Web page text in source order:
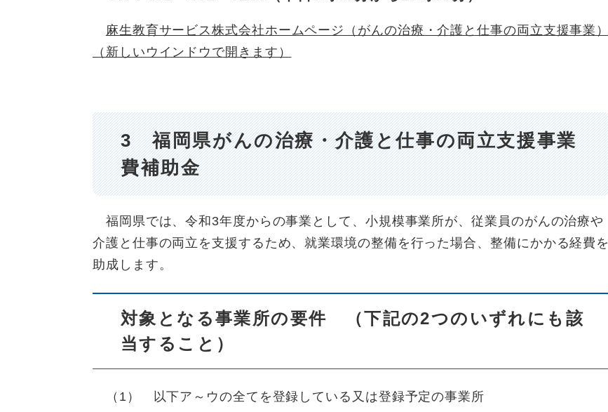
麻生教育サービス株式会社ホームページ（がんの治療・介護と仕事の両立支援事業）
（新しいウインドウで開きます）
3福岡県がんの治療・介護と仕事の両立支援事業
費補助金
福岡県では、令和3年度からの事業として、小規模事業所が、従業員のがんの治療や
介護と仕事の両立を支援するため、就業環境の整備を行った場合、整備にかかる経費を
助成します。
対象となる事業所の要件 （下記の2つのいずれにも該
当すること）
（1） 以下ア～ウの全てを登録している又は登録予定の事業所